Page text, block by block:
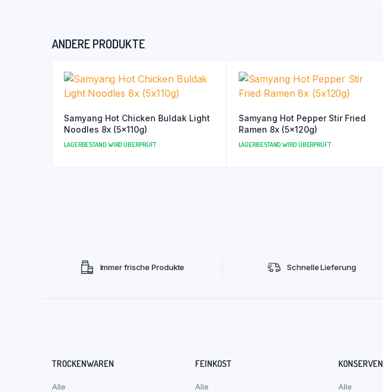
ANDERE PRODUKTE
Samyang Hot Chicken Buldak Light
Noodles 8x (5x110g)
LAGERBESTAND WIRD ÜBERPRÜFT
Samyang Hot Pepper Stir Fried
Ramen 8x (5x120g)
LAGERBESTAND WIRD ÜBERPRÜFT
Immer frische Produkte Schnelle Lieferung
TROCKENWAREN
Alle
FEINKOST
Alle
KONSERVEN
Alle